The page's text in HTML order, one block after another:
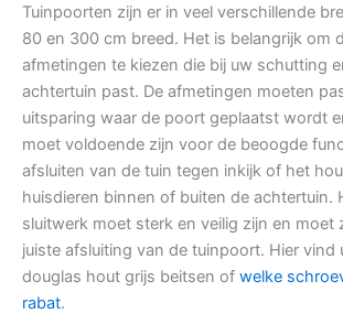
Tuinpoorten zijn er in veel verschillende
80 en 300 cm breed. Het is belangrijk om
afmetingen te kiezen die bij uw schutting
achtertuin past. De afmetingen moeten
uitsparing waar de poort geplaatst wordt
moet voldoende zijn voor de beoogde
afsluiten van de tuin tegen inkijk of het
huisdieren binnen of buiten de achtertuin.
sluitwerk moet sterk en veilig zijn en moet
juiste afsluiting van de tuinpoort. Hier vind
douglas hout grijs beitsen of welke
rabat.